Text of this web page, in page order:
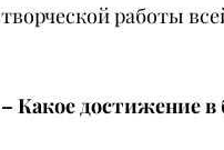
творческой работы
– Какое достижение